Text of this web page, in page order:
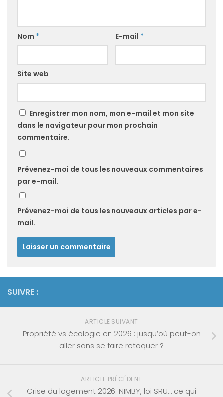
Nom * E-mail *
Site web
Enregistrer mon nom, mon e-mail et mon site
dans le navigateur pour mon prochain
commentaire.
Prévenez-moi de tous les nouveaux commentaires
par e-mail.
Prévenez-moi de tous les nouveaux articles par e-
mail.
SUIVRE :
ARTICLE SUIVANT
Propriété vs écologie en 2026 : jusqu’où peut-on
aller sans se faire retoquer ?
ARTICLE PRÉCÉDENT
Crise du logement 2026: NIMBY, loi SRU… ce qui